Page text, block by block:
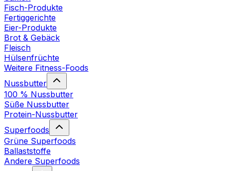
Fisch-Produkte
Fertiggerichte
Eier-Produkte
Brot & Gebäck
Fleisch
Hülsenfrüchte
Weitere Fitness-Foods
Nussbutter
100 % Nussbutter
Süße Nussbutter
Protein-Nussbutter
Superfoods
Grüne Superfoods
Ballaststoffe
Andere Superfoods